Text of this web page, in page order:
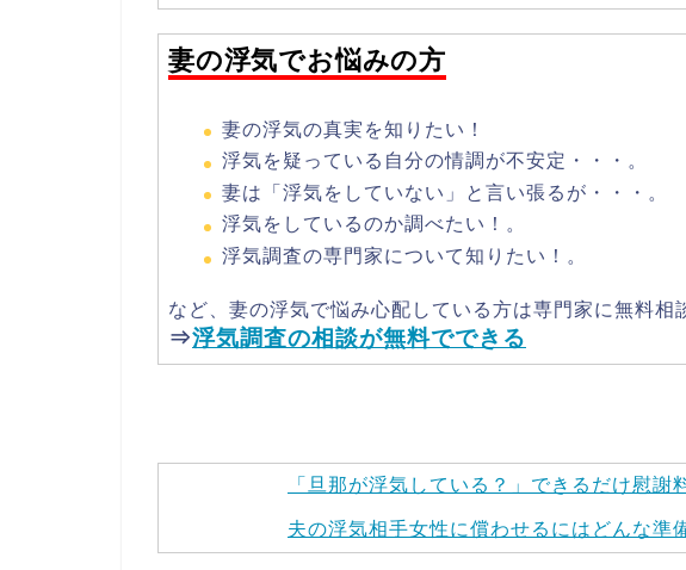
妻の浮気でお悩みの方
妻の浮気の真実を知りたい！
浮気を疑っている自分の情調が不安定・・・。
妻は「浮気をしていない」と言い張るが・・・。
浮気をしているのか調べたい！。
浮気調査の専門家について知りたい！。
など、妻の浮気で悩み心配している方は専門家に無料相
⇒浮気調査の相談が無料でできる
「旦那が浮気している？」できるだけ慰謝
夫の浮気相手女性に償わせるにはどんな準